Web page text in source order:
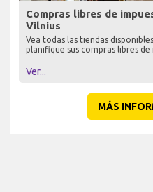
Compras libres de
Vilnius
Vea todas las tiendas
planifique sus compras libres
Ver...
MÁS